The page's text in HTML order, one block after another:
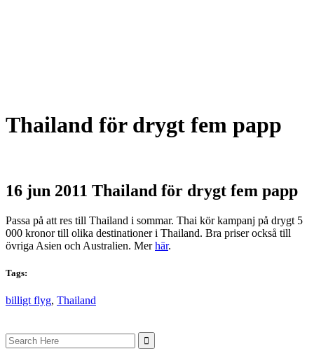
Thailand för drygt fem papp
16 jun 2011 Thailand för drygt fem papp
Passa på att res till Thailand i sommar. Thai kör kampanj på drygt 5
000 kronor till olika destinationer i Thailand. Bra priser också till
övriga Asien och Australien. Merhär.
Tags:
billigt flyg, Thailand
Search
for: